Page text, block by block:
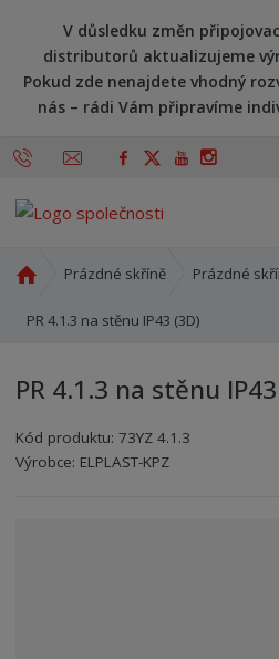
V důsledku změn
distributorů aktualizujeme
Pokud zde nenajdete vhodný
nás – rádi Vám připravíme
o
í
t
r
Prázdné skříně Prázdné
PR 4.1.3 na stěnu IP43 (3D)
PR 4.1.3 na stěnu
Kód produktu:73YZ 4.1.3
Kód výrobce: 8595208695483
Kód dodavatele:8595208695483
Výrobce: ELPLAST-KPZ